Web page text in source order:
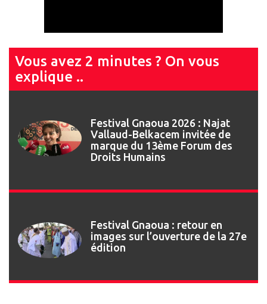
Vous avez 2 minutes ? On vous
explique ..
Festival Gnaoua 2026 : Najat
Vallaud-Belkacem invitée de
marque du 13ème Forum des
Droits Humains
Festival Gnaoua : retour en
images sur l’ouverture de la 27e
édition